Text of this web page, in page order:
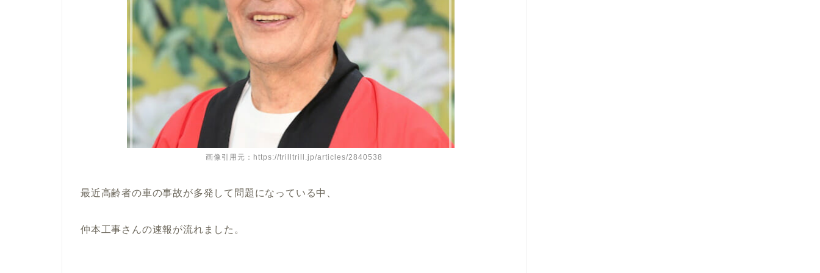
画像引用元：https://trilltrill.jp/articles/2840538
最近高齢者の車の事故が多発して問題になっている中、
仲本工事さんの速報が流れました。